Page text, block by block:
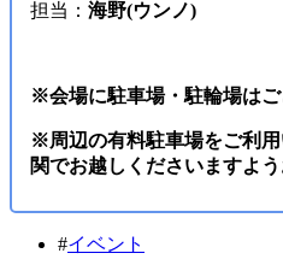
担当： 海野(ウンノ)
※会場に駐車場・駐輪場はご
※周辺の有料駐車場をご利
関でお越しくださいますよう
#イベント